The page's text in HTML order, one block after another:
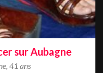
sur Aubagne
41 ans